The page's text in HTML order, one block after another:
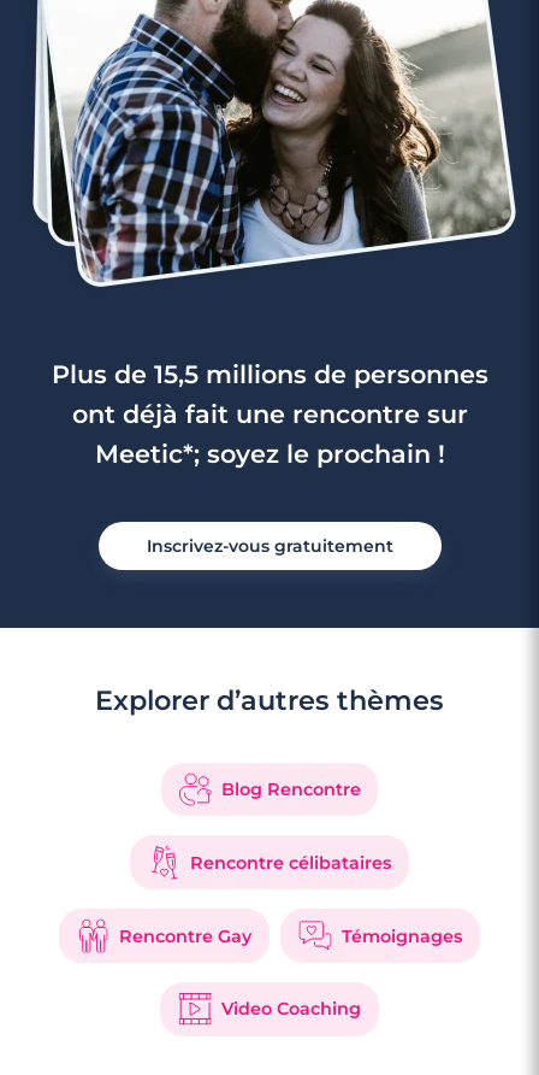
Plus de 15,5 millions de personnes
ont déjà fait une rencontre sur
Meetic*; soyez le prochain !
Inscrivez-vous gratuitement
Explorer d’autres thèmes
Blog Rencontre
Rencontre célibataires
Rencontre Gay Témoignages
Video Coaching